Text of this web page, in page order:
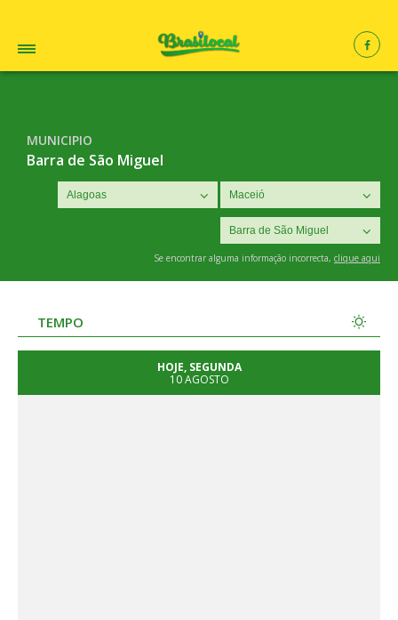
MUNICIPIO
Barra de São Miguel
Se encontrar alguma informação incorrecta, clique aqui
TEMPO
HOJE, SEGUNDA
10 AGOSTO